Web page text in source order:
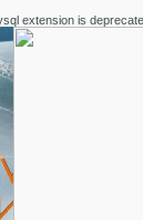
extension is